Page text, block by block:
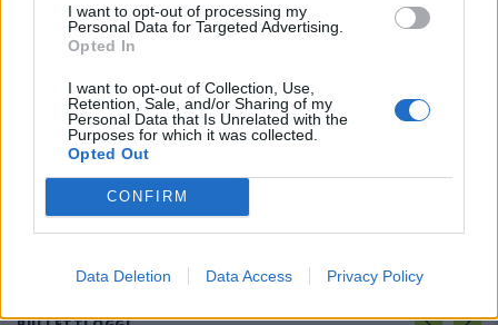
I want to opt-out of processing my
Personal Data for Targeted Advertising.
Opted In
I want to opt-out of Collection, Use,
Retention, Sale, and/or Sharing of my
Personal Data that Is Unrelated with the
Purposes for which it was collected.
Opted Out
CONFIRM
Data Deletion Data Access Privacy Policy